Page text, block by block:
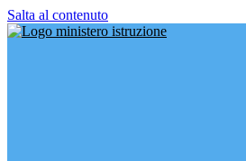
Salta al contenuto